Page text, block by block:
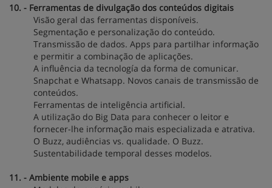
10. - Ferramentas de divulgação dos conteúdos digitais
Visão geral das ferramentas disponíveis.
Segmentação e personalização do conteúdo.
Transmissão de dados. Apps para partilhar informação
e permitir a combinação de aplicações.
A influência da tecnología da forma de comunicar.
Snapchat e Whatsapp. Novos canais de transmissão de
conteúdos.
Ferramentas de inteligência artificial.
A utilização do Big Data para conhecer o leitor e
fornecer-lhe informação mais especializada e atrativa.
O Buzz, audiências vs. qualidade. O Buzz.
Sustentabilidade temporal desses modelos.
11. - Ambiente mobile e apps